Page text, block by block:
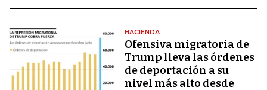
HACIENDA
Ofensiva migratoria de
Trump lleva las órdenes
de deportación a su
nivel más alto desde